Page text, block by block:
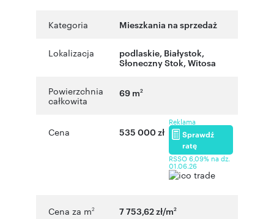
Kategoria Mieszkania na sprzedaż
Lokalizacja podlaskie, Białystok,
Słoneczny Stok, Witosa
Powierzchnia
całkowita
69 m2
Cena 535 000 zł
Reklama
Sprawdź
ratę
RSSO 6,09% na dz.
01.06.26
Cena za m2 7 753,62 zł/m2